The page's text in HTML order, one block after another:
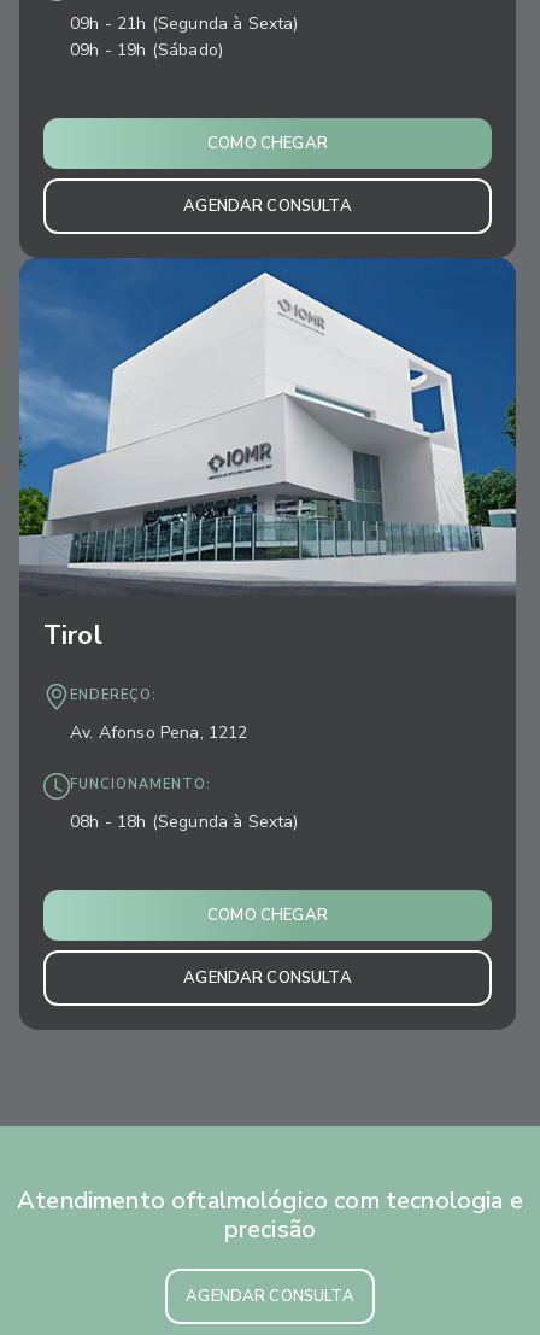
09h - 21h (Segunda à Sexta)
09h - 19h (Sábado)
COMO CHEGAR
AGENDAR CONSULTA
Tirol
ENDEREÇO:
Av. Afonso Pena, 1212
FUNCIONAMENTO:
08h - 18h (Segunda à Sexta)
COMO CHEGAR
AGENDAR CONSULTA
Atendimento oftalmológico com tecnologia e
precisão
AGENDAR CONSULTA